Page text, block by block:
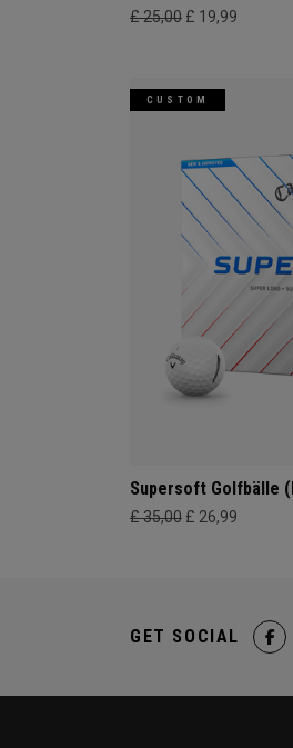
£ 25,00 £ 19,99
CUSTOM
Supersoft Golfbälle
£ 35,00 £ 26,99
GET SOCIAL